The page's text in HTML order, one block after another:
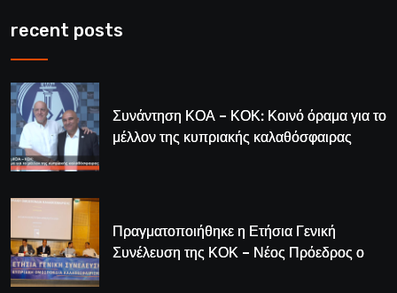
recent posts
Συνάντηση ΚΟΑ – ΚΟΚ: Κοινό όραμα για το
μέλλον της κυπριακής καλαθόσφαιρας
Πραγματοποιήθηκε η Ετήσια Γενική
Συνέλευση της ΚΟΚ – Νέος Πρόεδρος ο